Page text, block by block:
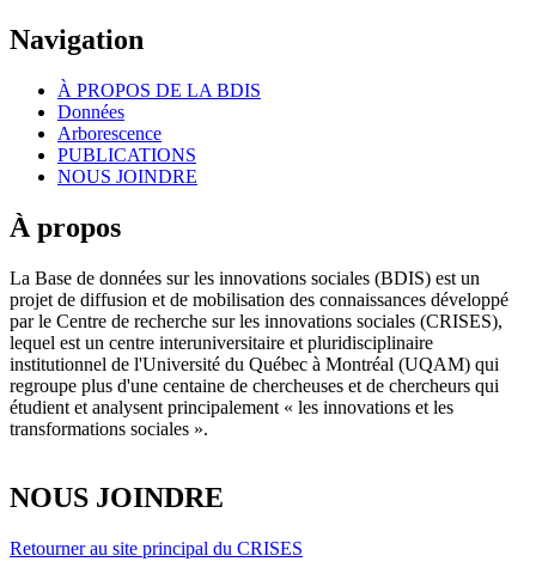
Navigation
À PROPOS DE LA BDIS
Données
Arborescence
PUBLICATIONS
NOUS JOINDRE
À propos
La Base de données sur les innovations sociales (BDIS) est un
projet de diffusion et de mobilisation des connaissances développé
par le Centre de recherche sur les innovations sociales (CRISES),
lequel est un centre interuniversitaire et pluridisciplinaire
institutionnel de l'Université du Québec à Montréal (UQAM) qui
regroupe plus d'une centaine de chercheuses et de chercheurs qui
étudient et analysent principalement « les innovations et les
transformations sociales ».
NOUS JOINDRE
Retourner au site principal du CRISES